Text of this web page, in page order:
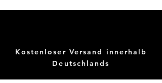
Kostenloser Versand innerhalb
Deutschlands